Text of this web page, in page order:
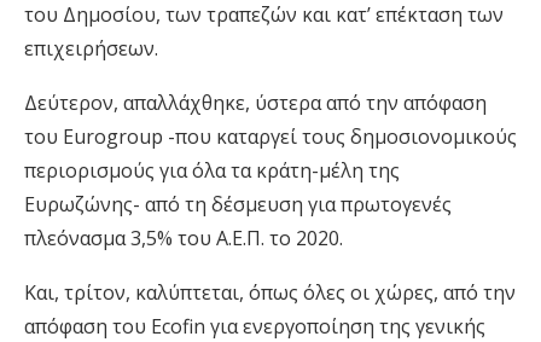
του Δημοσίου, των τραπεζών και κατ’ επέκταση των
επιχειρήσεων.
Δεύτερον, απαλλάχθηκε, ύστερα από την απόφαση
του Eurogroup -που καταργεί τους δημοσιονομικούς
περιορισμούς για όλα τα κράτη-μέλη της
Ευρωζώνης- από τη δέσμευση για πρωτογενές
πλεόνασμα 3,5% του Α.Ε.Π. το 2020.
Και, τρίτον, καλύπτεται, όπως όλες οι χώρες, από την
απόφαση του Ecofin για ενεργοποίηση της γενικής